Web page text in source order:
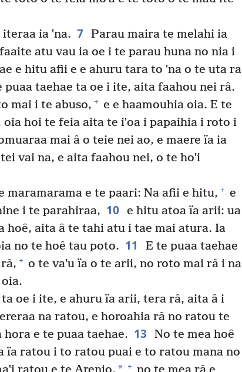
ia ˈna. 7 Parau maira te melahi ia
faaite atu vau ia oe i te parau huna no nia i
e hitu afii e e ahuru tara to ˈna o te uta ra
puaa taehae ta oe i ite, aita faahou nei râ.
mai i te abuso, + e e haamouhia oia. E te
hoi te feia aita te iˈoa i papaihia i roto i
mai â o teie nei ao, e maere ïa ia
vai na, e aita faahou nei, o te hoˈi
maramarama e te paari: Na afii e hitu, + e
i te parahiraa, 10 e hitu atoa ïa arii: ua
hoê, aita â te tahi atu i tae mai atura. Ia
no te hoê tau poto. 11
E te puaa taehae
+ o te vaˈu ïa o te arii, no roto mai râ i na
oe i ite, e ahuru ïa arii, tera râ, aita â i
na ratou, e horoahia râ no ratou te
e te puaa taehae. 13
No te mea hoê
ïa ratou i to ratou puai e to ratou mana no
+